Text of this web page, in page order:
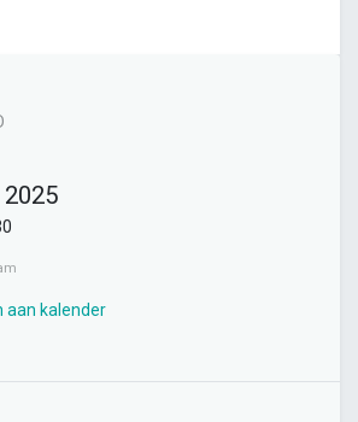
aan kalender